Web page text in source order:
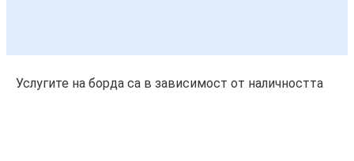
Услугите на борда са в зависимост от наличността